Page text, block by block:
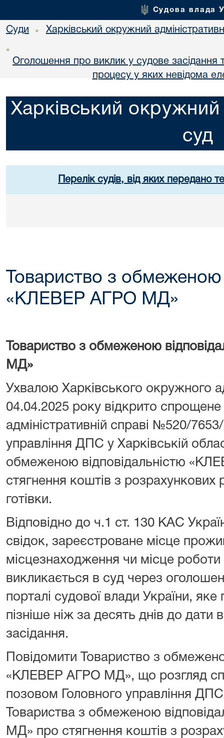
Судова влада
Суди • Харківський окружний
•
Оголошення про виклик у судове засідання
процесу у яких невідома
Харківський окружний
суд
Перелік судів, від яких передано
Товариство з обмеженою
«КЛЕВЕР АГРО МД»
Товариство з обмеженою
МД»
Ухвалою Харківського окружного
04.04.2025 року відкрито
адміністративній справі №520/
управління ДПС у Харківській
обмеженою відповідальністю
стягнення коштів з розрахункових
готівки.
Відповідно до ч.1 ст. 130 КАС
свідок, зареєстроване місце
місцезнаходження чи місце роботи
викликається в суд через
порталі судової влади України,
пізніше ніж за десять днів до дати
засідання.
Повідомити Товариство з
«КЛЕВЕР АГРО МД», що розгляд
позовом Головного управління ДПС
Товариства з обмеженою
МД» про стягнення коштів з